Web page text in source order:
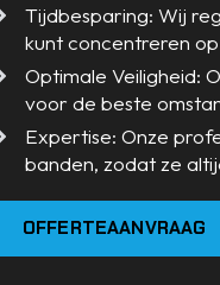
Tijdbesparing: Wij
kunt concentreren
Optimale Veiligheid:
voor de beste
Expertise: Onze
banden, zodat ze
OFFERTEAANVRAAG